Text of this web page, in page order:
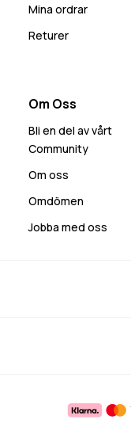
Mina ordrar
Returer
Om Oss
Bli en del av vårt
Community
Om oss
Omdömen
Jobba med oss